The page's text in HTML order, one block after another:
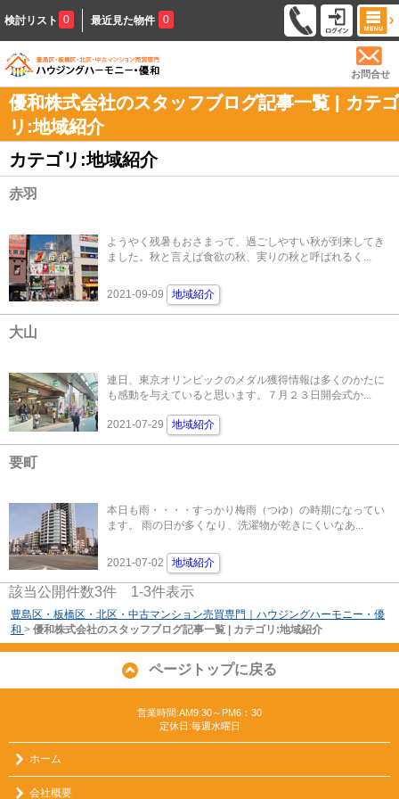
検討リスト 0 最近見た物件 0
お問合せ
優和株式会社のスタッフブログ記事一覧 | カテゴ
リ:地域紹介
カテゴリ:地域紹介
赤羽
ようやく残暑もおさまって、過ごしやすい秋が到来してき
ました。秋と言えば食欲の秋、実りの秋と呼ばれるく...
2021-09-09 地域紹介
大山
連日、東京オリンピックのメダル獲得情報は多くのかたに
も感動を与えていると思います。７月２３日開会式か...
2021-07-29 地域紹介
要町
本日も雨・・・・すっかり梅雨（つゆ）の時期になってい
ます。 雨の日が多くなり、洗濯物が乾きにくいなあ...
2021-07-02 地域紹介
該当公開件数3件 1-3件表示
豊島区・板橋区・北区・中古マンション売買専門｜ハウジングハーモニー・優
和 > 優和株式会社のスタッフブログ記事一覧 | カテゴリ:地域紹介
ページトップに戻る
営業時間:AM9:30～PM6：30
定休日:毎週水曜日
ホーム
会社概要